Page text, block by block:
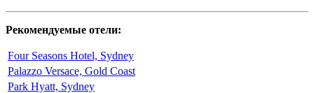
Рекомендуемые отели:
Four Seasons Hotel, Sydney
Palazzo Versace, Gold Coast
Park Hyatt, Sydney